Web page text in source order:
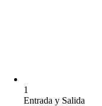
1
Entrada y Salida